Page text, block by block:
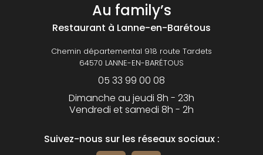
Au family’s
Restaurant à Lanne-en-Barétous
Chemin départemental 918 route Tardets
64570 LANNE-EN-BARÉTOUS
05 33 99 00 08
Dimanche au jeudi 8h - 23h
Vendredi et samedi 8h - 2h
Suivez-nous sur les réseaux sociaux :